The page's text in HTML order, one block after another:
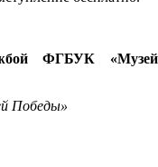
ФГБУК «Музей
Победы»